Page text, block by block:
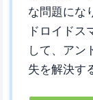
な問題にな
ドロイドス
して、アン
失を解決す